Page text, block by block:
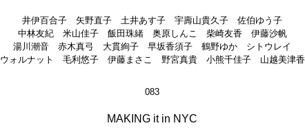
井伊百合子 矢野直子 土井あす子 宇壽山貴久子 佐伯ゆう子
中林友紀 米山佳子 飯田珠緒 奥原しんこ 柴崎友香 伊藤沙帆
湯川潮音 赤木真弓 大貫絢子 早坂香須子 鶴野ゆか シトウレイ
ウォルナット 毛利悠子 伊藤まさこ 野宮真貴 小熊千佳子 山越美津香
083
MAKING it in NYC